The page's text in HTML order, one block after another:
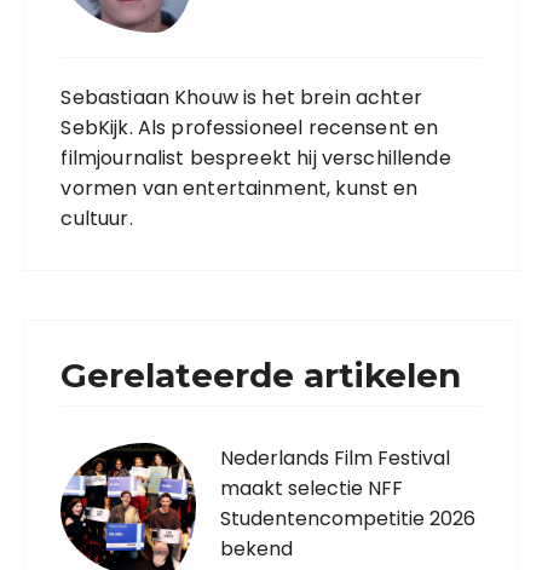
Sebastiaan Khouw is het brein achter
SebKijk. Als professioneel recensent en
filmjournalist bespreekt hij verschillende
vormen van entertainment, kunst en
cultuur.
Gerelateerde artikelen
Nederlands Film Festival
maakt selectie NFF
Studentencompetitie 2026
bekend